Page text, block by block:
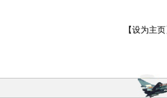
【设为主页